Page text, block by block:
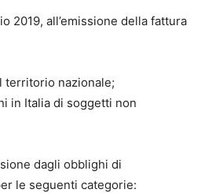
2019, all’emissione della fattura
territorio nazionale;
in Italia di soggetti non
dagli obblighi di
le seguenti categorie: